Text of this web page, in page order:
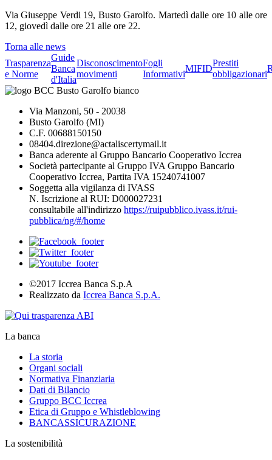
Via Giuseppe Verdi 19, Busto Garolfo. Martedì dalle ore 10 alle ore
12, giovedì dalle ore 21 alle ore 22.
Torna alle news
Trasparenza
e Norme
Guide
Banca
d'Italia
Disconoscimento
movimenti
Fogli
Informativi
MIFID
Prestiti
obbligazionari
Via Manzoni, 50 - 20038
Busto Garolfo (MI)
C.F. 00688150150
08404.direzione@actaliscertymail.it
Banca aderente al Gruppo Bancario Cooperativo Iccrea
Società partecipante al Gruppo IVA Gruppo Bancario
Cooperativo Iccrea, Partita IVA 15240741007
Soggetta alla vigilanza di IVASS
N. Iscrizione al RUI: D000027231
consultabile all'indirizzo https://ruipubblico.ivass.it/rui-
pubblica/ng/#/home
©2017 Iccrea Banca S.p.A
Realizzato da Iccrea Banca S.p.A.
La banca
La storia
Organi sociali
Normativa Finanziaria
Dati di Bilancio
Gruppo BCC Iccrea
Etica di Gruppo e Whistleblowing
BANCASSICURAZIONE
La sostenibilità